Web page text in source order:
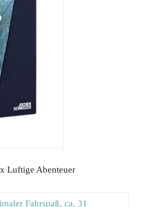
Luftige Abenteuer